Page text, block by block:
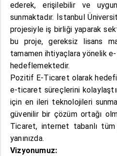
ederek, erişilebilir ve
sunmaktadır. İstanbul
projesiyle iş birliği yaparak
bu proje, gereksiz lisans
tamamen ihtiyaçlara yönelik
hedeflemektedir.
Pozitif E-Ticaret olarak
e-ticaret süreçlerini
için en ileri teknolojileri
güvenilir bir çözüm ortağı
Ticaret, internet tabanlı tüm
yanınızda.
Vizyonumuz: